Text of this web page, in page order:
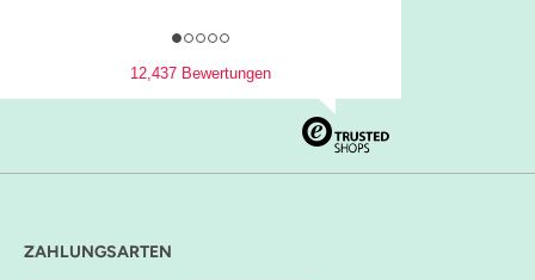
12,437 Bewertungen
ZAHLUNGSARTEN